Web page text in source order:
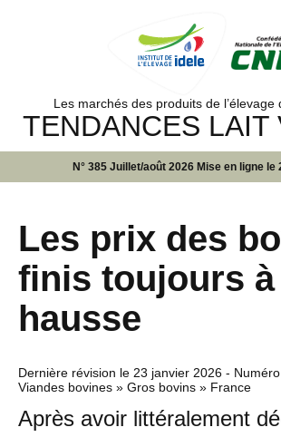
Les marchés des produits de l’élevage
TENDANCES LAIT
N° 385 Juillet/août 2026 Mise en ligne le
Les prix des
finis toujours à
hausse
Dernière révision le 23 janvier 2026 -
Viandes bovines » Gros bovins » France
Après avoir littéralement